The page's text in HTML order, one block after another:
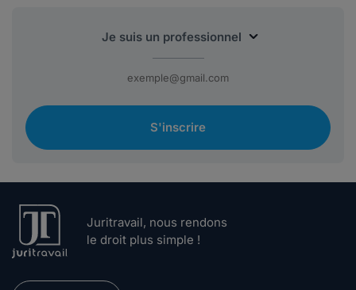
S'inscrire
Juritravail, nous rendons
le droit plus simple !